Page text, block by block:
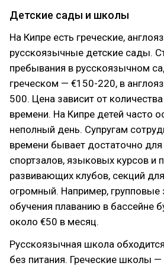
Детские сады и школы
На Кипре есть греческие,
русскоязычные детские сады.
пребывания в русскоязычном
греческом — €150-220, в
500. Цена зависит от
времени. На Кипре детей часто
неполный день. Супругам
времени бывает достаточно
спортзалов, языковых курсов и
развивающих клубов, секций
огромный. Например, групповые
обучения плаванию в бассейне
около €50 в месяц.
Русскоязычная школа
без питания. Греческие школы